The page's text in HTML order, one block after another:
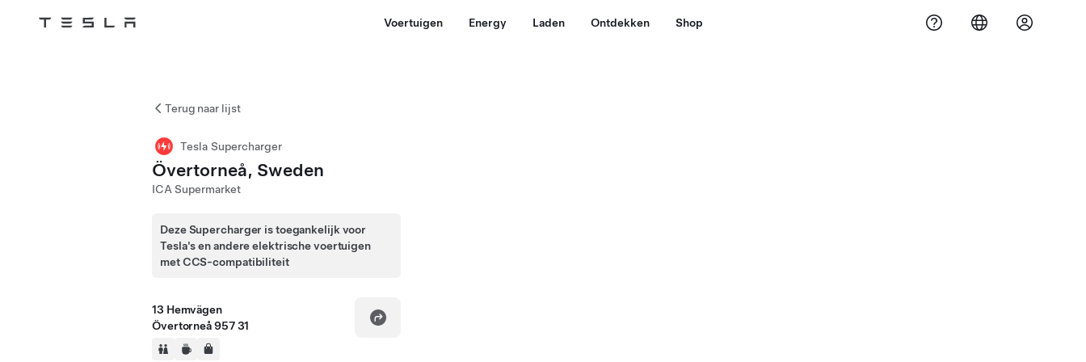
Tesla Voertuigen Energy Laden Ontdekken Shop
Terug naar lijst
Tesla Supercharger
Övertorneå, Sweden
ICA Supermarket
Deze Supercharger is toegankelijk voor
Tesla's en andere elektrische voertuigen
met CCS-compatibiliteit
13 Hemvägen
Övertorneå 957 31